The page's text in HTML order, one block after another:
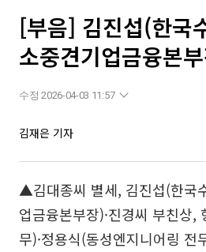
[부음] 김진섭(한국
소중견기업금융본
수정 2026-04-03 11:57
김재은 기자
▲김대종씨 별세, 김진섭(한국
업금융본부장)·진경씨 부친상,
무)·정용식(동성엔지니어링